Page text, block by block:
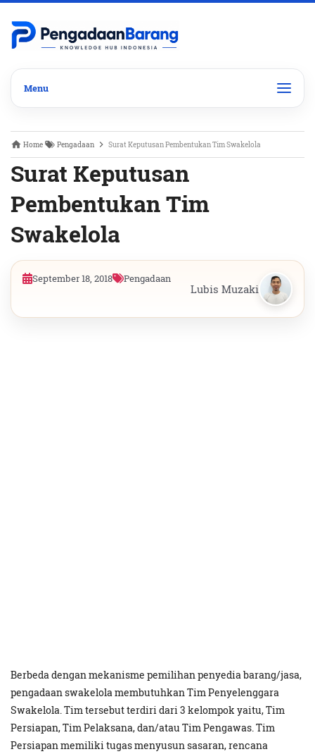
Home Pengadaan Surat Keputusan Pembentukan Tim Swakelola
Surat Keputusan
Pembentukan Tim
Swakelola
September 18, 2018 Pengadaan
Lubis Muzaki
Berbeda dengan mekanisme pemilihan penyedia barang/jasa,
pengadaan swakelola membutuhkan Tim Penyelenggara
Swakelola. Tim tersebut terdiri dari 3 kelompok yaitu, Tim
Persiapan, Tim Pelaksana, dan/atau Tim Pengawas. Tim
Persiapan memiliki tugas menyusun sasaran, rencana